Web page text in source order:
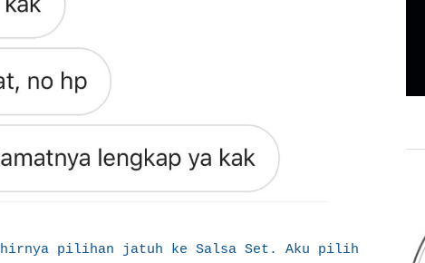
pilihan jatuh ke Salsa Set. Aku pilih